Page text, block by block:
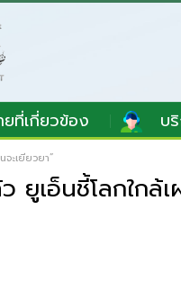
ที่เกี่ยวข้อง บ
ะเยียวยา”
เอ็นชี้โลกใกล้